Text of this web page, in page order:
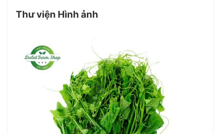
Thư viện Hình ảnh